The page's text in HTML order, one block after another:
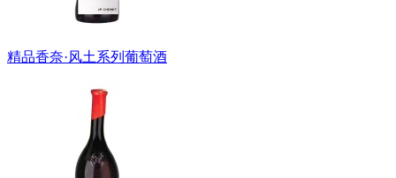
精品香奈·风土系列葡萄酒